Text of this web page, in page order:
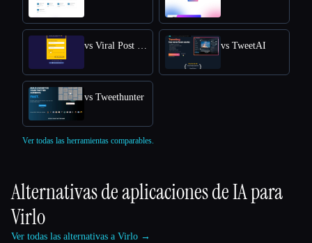
vs Viral Post Generator vs TweetAI
vs Tweethunter
Ver todas las herramientas comparables.
Alternativas de aplicaciones de IA para
Virlo
Ver todas las alternativas a Virlo →